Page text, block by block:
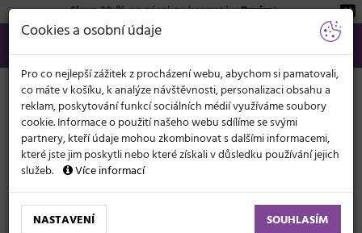
Sleva 20 %na pánskou kosmetikuBeviro!
566 440 099
info@svetkadernictvi.cz
Po−pá: 8−17
Vše o nákupu Kč
KATEGORIE
MENU
Vlasová kosmetika Barvy, melíry, přelivy
Oxidační barvy
Subrina Permanent Colour 100 ml
Cookies a osobní údaje
Pro co nejlepší zážitek z procházení webu, abychom si pamatovali,
co máte v košíku, k analýze návštěvnosti, personalizaci obsahu a
reklam, poskytování funkcí sociálních médií využíváme soubory
cookie. Informace o použití našeho webu sdílíme se svými
partnery, kteří údaje mohou zkombinovat s dalšími informacemi,
které jste jim poskytli nebo které získali v důsledku používání jejich
služeb.
Více informací
NASTAVENÍ SOUHLASÍM